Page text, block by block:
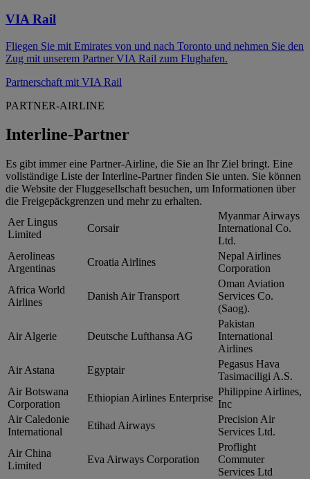
VIA Rail
Fliegen Sie mit Emirates von und nach Toronto und nehmen Sie den
Zug mit unserem Partner VIA Rail zum Flughafen.
Partnerschaft mit VIA Rail
PARTNER-AIRLINE
Interline-Partner
Es gibt immer eine Partner-Airline, die Sie an Ihr Ziel bringt. Eine
vollständige Liste der Interline-Partner finden Sie unten. Sie können
die Website der Fluggesellschaft besuchen, um Informationen über
die Freigepäckgrenzen und mehr zu erhalten.
Aer Lingus
Limited
Corsair
Myanmar Airways
International Co.
Ltd.
Aerolineas
Argentinas
Croatia Airlines
Nepal Airlines
Corporation
Africa World
Airlines
Danish Air Transport
Oman Aviation
Services Co.
(Saog).
Air Algerie Deutsche Lufthansa AG
Pakistan
International
Airlines
Air Astana
Egyptair
Pegasus Hava
Tasimaciligi A.S.
Air Botswana
Corporation
Ethiopian Airlines Enterprise
Philippine Airlines,
Inc
Air Caledonie
International
Etihad Airways
Precision Air
Services Ltd.
Air China
Limited
Eva Airways Corporation
Proflight
Commuter
Services Ltd